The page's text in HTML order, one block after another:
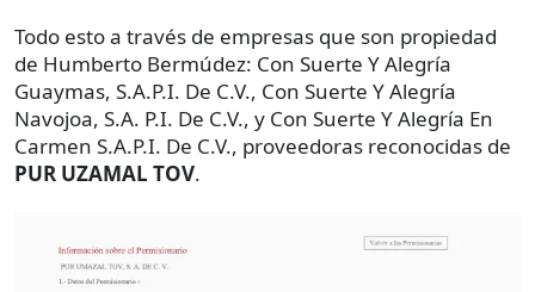
Todo esto a través de empresas que son propiedad
de Humberto Bermúdez: Con Suerte Y Alegría
Guaymas, S.A.P.I. De C.V., Con Suerte Y Alegría
Navojoa, S.A. P.I. De C.V., y Con Suerte Y Alegría En
Carmen S.A.P.I. De C.V., proveedoras reconocidas de
PUR UZAMAL TOV.